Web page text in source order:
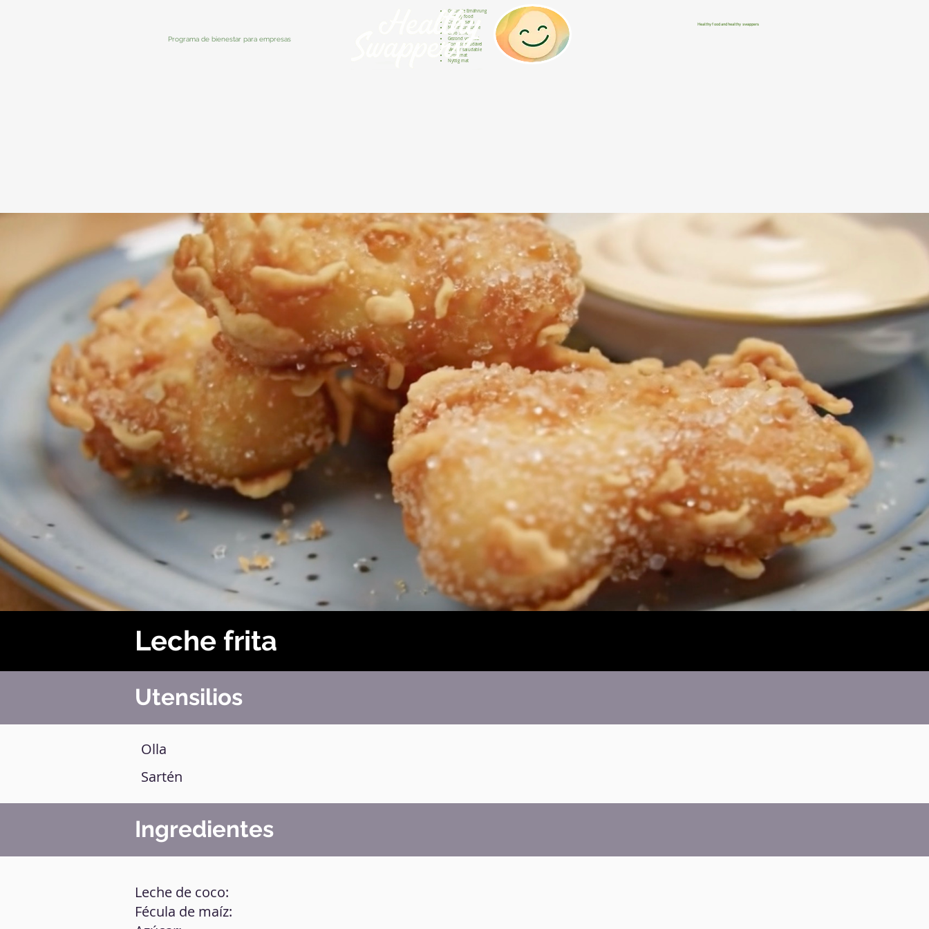
Programa de bienestar para empresas
Gesunde Ernährung
Healthy food
Comida sana
Nourriture saine
Cibo sano
Gezond voedsel
Comida saudável
Menjar saludable
Sunn mat
Nyttig mat
Healthy food and healthy swappers
Leche frita
Utensilios
Olla
Sartén
Ingredientes
Leche de coco:
Fécula de maíz: